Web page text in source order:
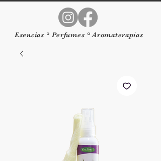
Esencias ° Perfumes ° Aromaterapias